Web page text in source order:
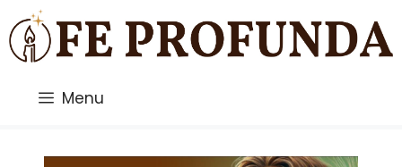
Saltar
al
contenido
Menu